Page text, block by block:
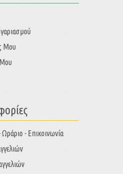
Μου
Μου
- Επικοινωνία